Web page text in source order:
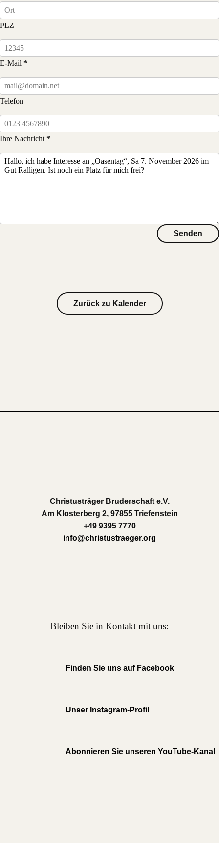
PLZ
E-Mail
Telefon
Ihre Nachricht
Senden
Zurück zu Kalender
Christusträger Bruderschaft e.V.
Am Klosterberg 2, 97855 Triefenstein
+49 9395 7770
info@christustraeger.org
Bleiben Sie in Kontakt mit uns:
Finden Sie uns auf Facebook
Unser Instagram-Profil
Abonnieren Sie unseren YouTube-Kanal